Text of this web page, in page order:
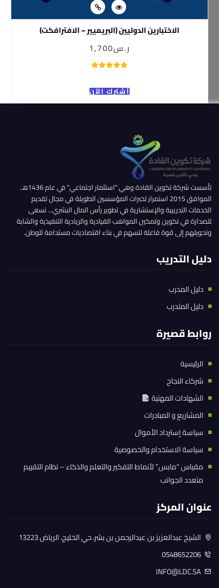
الاختبارين الدوليين (البريميير – الافترافكت)
ر.س1,700
أشترك الآن
تأسست شركة تكوين القادة وهي "استثمار اجتماعي" في عام 1436هـ
الموافق 2015 استمرار لخبرات المؤسسين الطويلة في مجال تقديم
الخدمات التدريبية والإستشارية في تطوير رأس المال البشري... نسعى
للصدارة في تكوين وتمكين المواهب القيادية والريادية التنفيذية والشابة
وتحويلهم إلى قوة فاعلة لتسهم في بناء اقتصاديات مستدامة للوطن.
دليل التدريب
دليل المدرب
دليل المتدرب
روابط قصيرة
الرئيسية
شركاء النجاح
الشهادات المهنية
المشاريع و المبادرات
سياسة إسترداد الأموال
سياسة الاستخدام والخصوصية
مقياس “مابس” لأنماط التفكير والتعلم والذكاء – نظام التقييم
متعدد الجوانب
عنوان المركز
الشيخ عبدالعزيز بن عبدالرحمن بن بشر، حي الخليج، الرياض 13223
0548652206
INFO@LDC.SA